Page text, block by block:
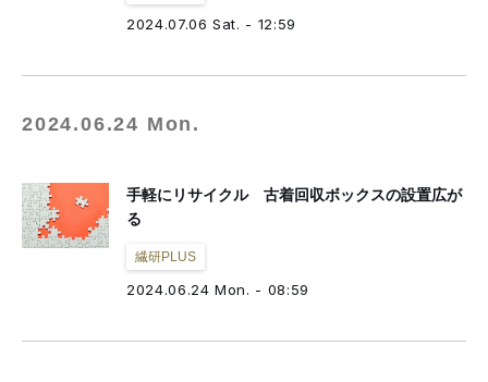
2024.07.06 Sat. - 12:59
2024.06.24 Mon.
手軽にリサイクル 古着回収ボックスの設置広が
る
繊研PLUS
2024.06.24 Mon. - 08:59